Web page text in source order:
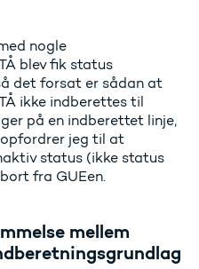
nogle
blev fik status
det forsat er sådan at
ikke indberettes til
på en indberettet linje,
opfordrer jeg til at
status (ikke status
fra GUEen.
mellem